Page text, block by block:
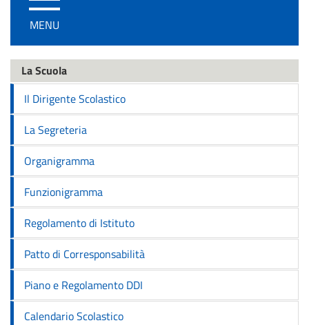
/
disattiva
navigazione
MENU
La Scuola
Il Dirigente Scolastico
La Segreteria
Organigramma
Funzionigramma
Regolamento di Istituto
Patto di Corresponsabilità
Piano e Regolamento DDI
Calendario Scolastico